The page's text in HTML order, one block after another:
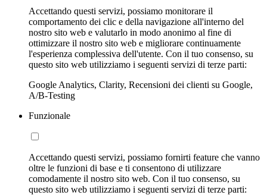
Accettando questi servizi, possiamo monitorare il
comportamento dei clic e della navigazione all'interno del
nostro sito web e valutarlo in modo anonimo al fine di
ottimizzare il nostro sito web e migliorare continuamente
l'esperienza complessiva dell'utente. Con il tuo consenso, su
questo sito web utilizziamo i seguenti servizi di terze parti:
Google Analytics, Clarity, Recensioni dei clienti su Google,
A/B-Testing
Funzionale
Accettando questi servizi, possiamo fornirti feature che vanno
oltre le funzioni di base e ti consentono di utilizzare
comodamente il nostro sito web. Con il tuo consenso, su
questo sito web utilizziamo i seguenti servizi di terze parti: